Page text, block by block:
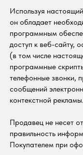
Используя
он обладает
программным
доступ к веб-сайту,
(в том числе
программные
телефонные звонки,
сообщений
контекстной рекламы.
Продавец не несет
правильность
Покупателем при